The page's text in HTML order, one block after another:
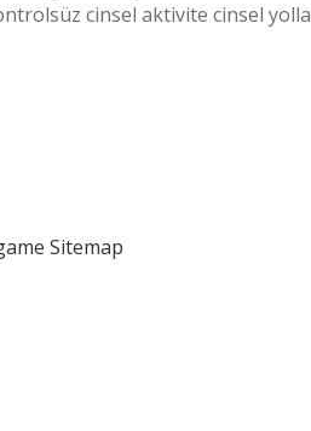
cinsel aktivite cinsel yolla
Sitemap